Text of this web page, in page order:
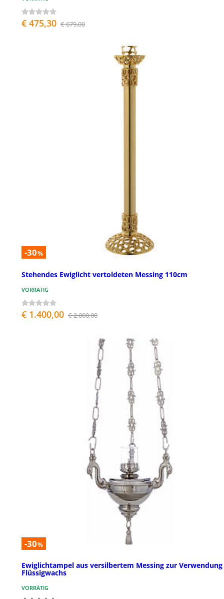
€ 475,30 € 679,00
-30%
Stehendes Ewiglicht vertoldeten Messing 110cm
VORRÄTIG
€ 1.400,00 € 2.000,00
-30%
Ewiglichtampel aus versilbertem Messing zur
Flüssigwachs
VORRÄTIG